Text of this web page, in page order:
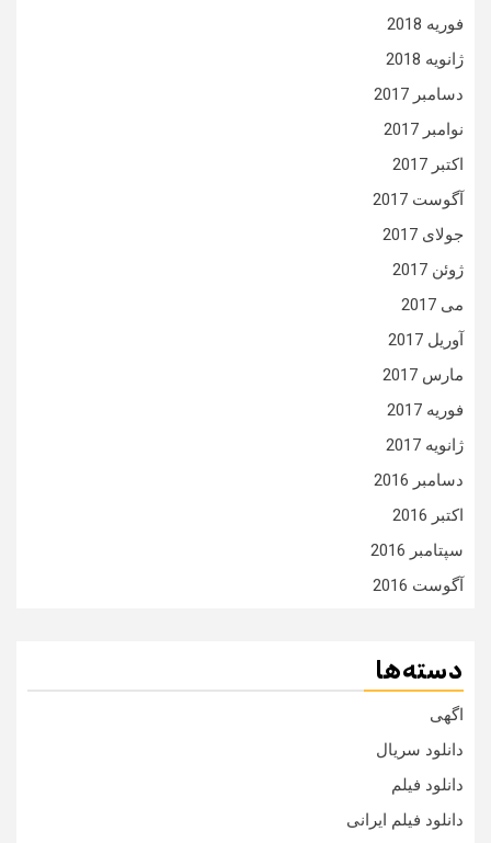
فوریه 2018
ژانویه 2018
دسامبر 2017
نوامبر 2017
اکتبر 2017
آگوست 2017
جولای 2017
ژوئن 2017
می 2017
آوریل 2017
مارس 2017
فوریه 2017
ژانویه 2017
دسامبر 2016
اکتبر 2016
سپتامبر 2016
آگوست 2016
دسته‌ها
اگهی
دانلود سریال
دانلود فیلم
دانلود فیلم ایرانی